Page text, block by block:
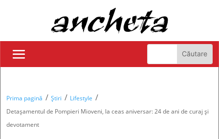
Prima pagină / Știri / Lifestyle /
Detașamentul de Pompieri Mioveni, la ceas aniversar: 24 de ani de curaj și
devotament